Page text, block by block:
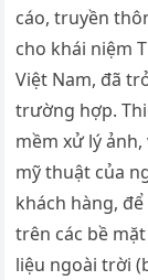
cáo, truyền
cho khái niệm
Việt Nam, đã
trường hợp.
mềm xử lý
mỹ thuật của
khách hàng,
trên các bề
liệu ngoài trời